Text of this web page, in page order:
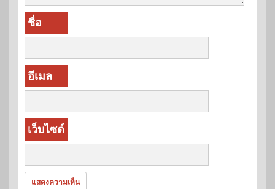
ชื่อ
อีเมล
เว็บไซต์